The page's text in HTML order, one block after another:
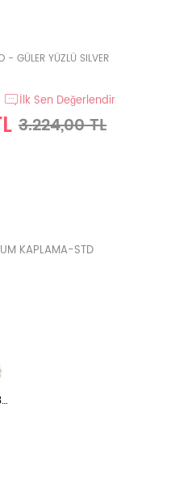
GÜLER YÜZLÜ SILVER
İlk Sen Değerlendir
3.224,00 TL
KAPLAMA-STD
ROSE BAKIR